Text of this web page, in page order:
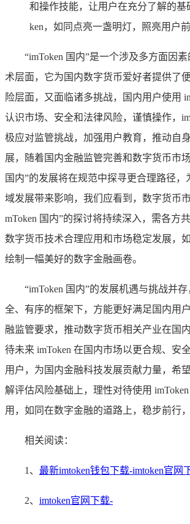
和操作技能，让用户在充分了解的基
ken，如同点亮一盏明灯，照亮用户前
“imToken 国内”是一个涉及多方面因
术层面，它为国内数字货币爱好者提供了
险层面，又面临诸多挑战，国内用户使用
认识市场、安全和法律风险，谨慎操作，
极应对监管挑战，加强用户教育，推动自
展，随着国内金融监管完善和数字货币市
国内”的发展将在规范中探寻更合理路径，
域发展带来影响，我们应看到，数字货币
mToken 国内”的探讨将持续深入，需各方
数字货币技术合理应用和市场稳定发展，
绘制一幅美好的数字金融画卷。
“imToken 国内”的发展机遇与挑战并
全、有序的框架下，方能更好满足国内用
融监管要求，推动数字货币相关产业在国
待未来 imToken 在国内市场以更合规、安
用户，为国内金融科技发展贡献力量，希
解评估风险基础上，理性对待使用
用，如同在数字金融的道路上，稳步前行
相关阅读：
1、 最新imtoken钱包下载-imtoken官网
2、 imtoken官网下载-